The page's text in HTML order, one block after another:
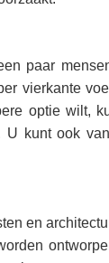
paar
vierkante
optie wilt,
U kunt ook
en